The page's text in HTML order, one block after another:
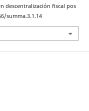
descentralización fiscal pos
summa.3.1.14